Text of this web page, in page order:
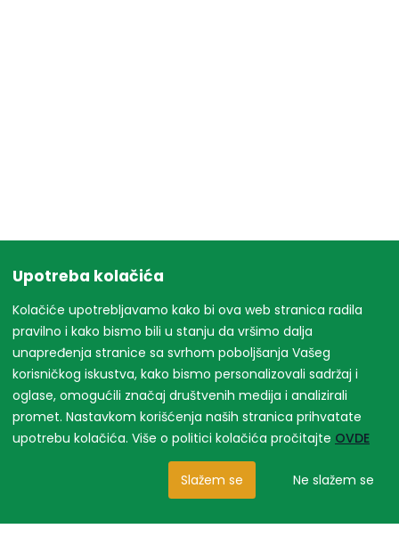
Upotreba kolačića
Kolačiće upotrebljavamo kako bi ova web stranica radila
pravilno i kako bismo bili u stanju da vršimo dalja
unapređenja stranice sa svrhom poboljšanja Vašeg
korisničkog iskustva, kako bismo personalizovali sadržaj i
oglase, omogućili značaj društvenih medija i analizirali
promet. Nastavkom korišćenja naših stranica prihvatate
upotrebu kolačića. Više o politici kolačića pročitajte OVDE
Slažem se Ne slažem se